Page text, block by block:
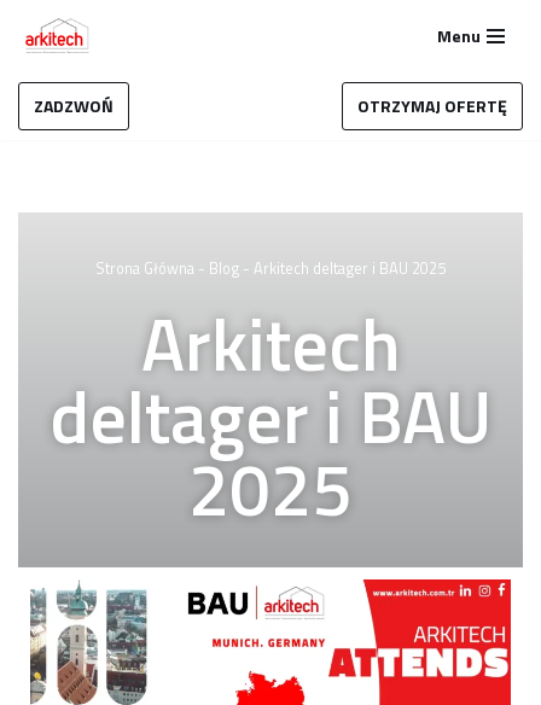
do
treści
Menu
ZADZWOŃ OTRZYMAJ OFERTĘ
Strona Główna - Blog - Arkitech deltager i BAU 2025
Arkitech
deltager i BAU
2025